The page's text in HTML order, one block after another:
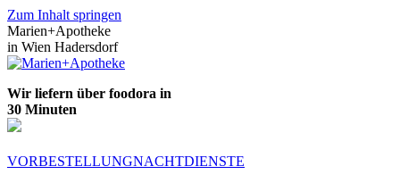
Zum Inhalt springen
Marien+Apotheke
in Wien Hadersdorf
Wir liefern über foodora in
30 Minuten
VORBESTELLUNGNACHTDIENSTE